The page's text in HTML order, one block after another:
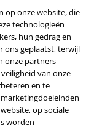
op onze website, die
technologieën
hun gedrag en
ons geplaatst, terwijl
onze partners
van onze
en te
op sociale
worden
van alle nieuwe